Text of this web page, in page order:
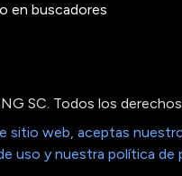
en buscadores
SC. Todos los
sitio web, aceptas
uso y nuestra política de